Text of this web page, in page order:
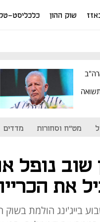
שוק ההון כלכליסט-
מט"ח וסחורות מדדים
שוב נופל
את
בייג'ינג הולמת בשוק